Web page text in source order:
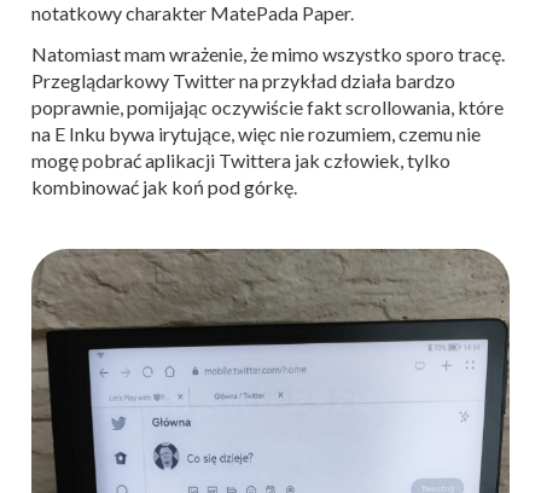
notatkowy charakter MatePada Paper.
Natomiast mam wrażenie, że mimo wszystko sporo tracę.
Przeglądarkowy Twitter na przykład działa bardzo
poprawnie, pomijając oczywiście fakt scrollowania, które
na E Inku bywa irytujące, więc nie rozumiem, czemu nie
mogę pobrać aplikacji Twittera jak człowiek, tylko
kombinować jak koń pod górkę.